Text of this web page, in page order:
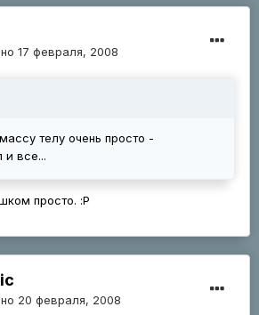
17 февраля, 2008
телу очень просто -
и все...
просто. :Р
20 февраля, 2008